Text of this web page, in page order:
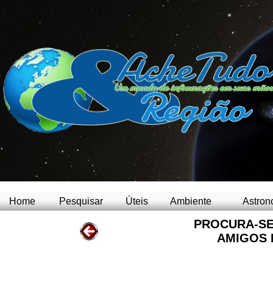
Home Pesquisar Úteis Ambiente
PROCURA-
AMIGOS